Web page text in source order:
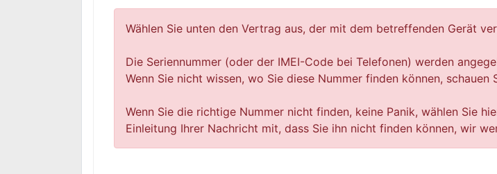
Wählen Sie unten den Vertrag aus, der mit dem betreffenden Gerät
Die Seriennummer (oder der IMEI-Code bei Telefonen) werden
Wenn Sie nicht wissen, wo Sie diese Nummer finden können, schauen
Wenn Sie die richtige Nummer nicht finden, keine Panik, wählen Sie
Einleitung Ihrer Nachricht mit, dass Sie ihn nicht finden können, wir